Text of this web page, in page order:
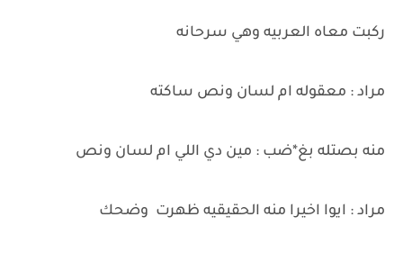
ركبت معاه العربيه وهي سرحانه
مراد : معقوله ام لسان ونص ساكته
منه بصتله بغ*ضب : مين دي اللي ام لسان ونص
مراد : ايوا اخيرا منه الحقيقيه ظهرت وضحك